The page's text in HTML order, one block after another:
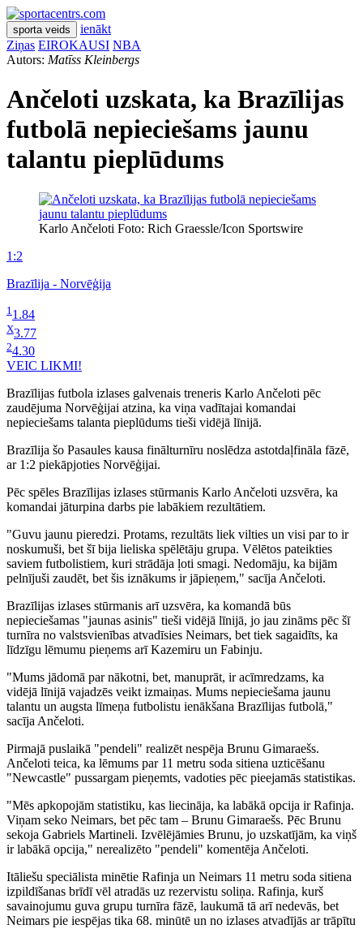
sporta veids
ienākt
Ziņas EIROKAUSI NBA
Autors: Matīss Kleinbergs
Ančeloti uzskata, ka Brazīlijas
futbolā nepieciešams jaunu
talantu pieplūdums
Karlo Ančeloti Foto: Rich Graessle/Icon Sportswire
1:2
Brazīlija - Norvēģija
1 1.84
X3.77
24.30
VEIC LIKMI!
Brazīlijas futbola izlases galvenais treneris Karlo Ančeloti pēc
zaudējuma Norvēģijai atzina, ka viņa vadītajai komandai
nepieciešams talanta pieplūdums tieši vidējā līnijā.
Brazīlija šo Pasaules kausa finālturnīru noslēdza astotdaļfināla fāzē,
ar 1:2 piekāpjoties Norvēģijai.
Pēc spēles Brazīlijas izlases stūrmanis Karlo Ančeloti uzsvēra, ka
komandai jāturpina darbs pie labākiem rezultātiem.
"Guvu jaunu pieredzi. Protams, rezultāts liek vilties un visi par to ir
noskumuši, bet šī bija lieliska spēlētāju grupa. Vēlētos pateikties
saviem futbolistiem, kuri strādāja ļoti smagi. Nedomāju, ka bijām
pelnījuši zaudēt, bet šis iznākums ir jāpieņem," sacīja Ančeloti.
Brazīlijas izlases stūrmanis arī uzsvēra, ka komandā būs
nepieciešamas "jaunas asinis" tieši vidējā līnijā, jo jau zināms pēc šī
turnīra no valstsvienības atvadīsies Neimars, bet tiek sagaidīts, ka
līdzīgu lēmumu pieņems arī Kazemiru un Fabinju.
"Mums jādomā par nākotni, bet, manuprāt, ir acīmredzams, ka
vidējā līnijā vajadzēs veikt izmaiņas. Mums nepieciešama jaunu
talantu un augsta līmeņa futbolistu ienākšana Brazīlijas futbolā,"
sacīja Ančeloti.
Pirmajā puslaikā "pendeli" realizēt nespēja Brunu Gimaraešs.
Ančeloti teica, ka lēmums par 11 metru soda sitiena uzticēšanu
"Newcastle" pussargam pieņemts, vadoties pēc pieejamās statistikas.
"Mēs apkopojām statistiku, kas liecināja, ka labākā opcija ir Rafinja.
Viņam seko Neimars, bet pēc tam – Brunu Gimaraešs. Pēc Brunu
sekoja Gabriels Martineli. Izvēlējāmies Brunu, jo uzskatījām, ka viņš
ir labākā opcija," nerealizēto "pendeli" komentēja Ančeloti.
Itāliešu speciālista minētie Rafinja un Neimars 11 metru soda sitiena
izpildīšanas brīdī vēl atradās uz rezervistu soliņa. Rafinja, kurš
savainojumu guva grupu turnīra fāzē, laukumā tā arī nedevās, bet
Neimars pie iespējas tika 68. minūtē un no izlases atvadījās ar trāpītu